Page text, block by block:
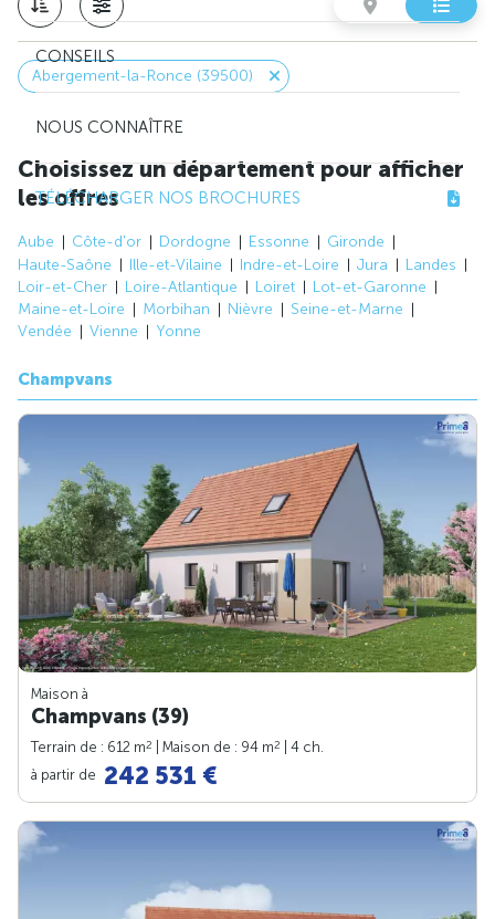
CONSEILS
NOUS CONNAÎTRE
TÉLÉCHARGER NOS BROCHURES
Abergement-la-Ronce (39500)
Choisissez un département pour afficher
les offres
Aube Côte-d'or Dordogne Essonne
Gironde
Haute-Saône
Ille-et-Vilaine Indre-et-Loire Jura
Landes
Loir-et-Cher
Loire-Atlantique Loiret
Lot-et-Garonne
Maine-et-Loire
Morbihan Nièvre
Seine-et-Marne
Vendée
Vienne Yonne
Champvans
Maison à
Champvans (39)
Terrain de : 612 m2 | Maison de : 94 m2
| 4 ch.
à partir de 242 531 €